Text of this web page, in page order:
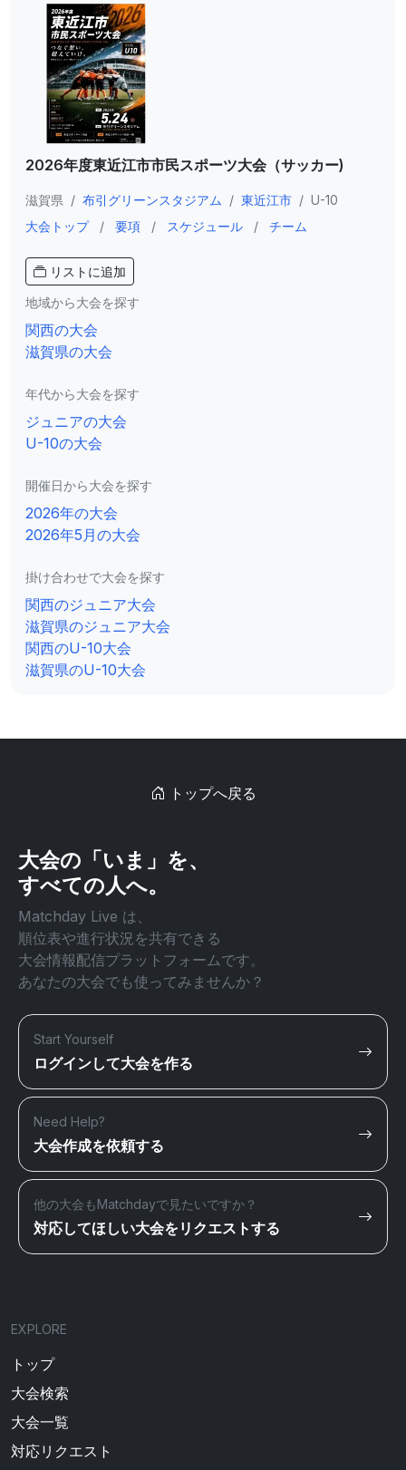
2026年度東近江市市民スポーツ大会（サッカー)
滋賀県 / 布引グリーンスタジアム / 東近江市 / U-10
大会トップ
/ 要項 / スケジュール / チーム
リストに追加
地域から大会を探す
関西の大会
滋賀県の大会
年代から大会を探す
ジュニアの大会
U-10の大会
開催日から大会を探す
2026年の大会
2026年5月の大会
掛け合わせで大会を探す
関西のジュニア大会
滋賀県のジュニア大会
関西のU-10大会
滋賀県のU-10大会
トップへ戻る
大会の「いま」を、
すべての人へ。
Matchday Live は、
順位表や進行状況を共有できる
大会情報配信プラットフォームです。
あなたの大会でも使ってみませんか？
Start Yourself
ログインして大会を作る
Need Help?
大会作成を依頼する
他の大会もMatchdayで見たいですか？
対応してほしい大会をリクエストする
EXPLORE
トップ
大会検索
大会一覧
対応リクエスト